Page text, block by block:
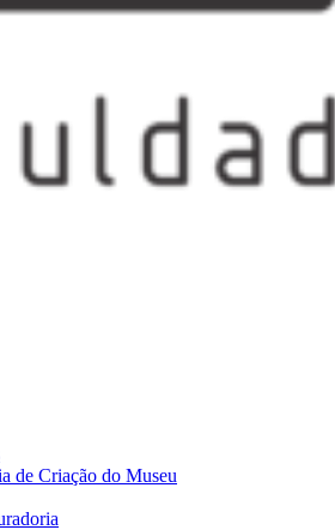
de Criação do Museu